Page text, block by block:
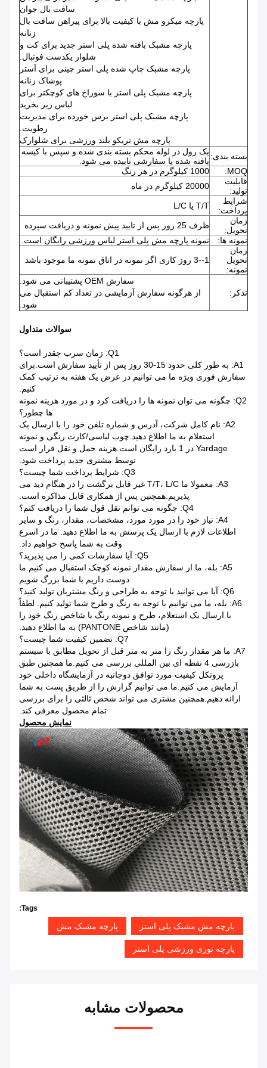
سافت بال جوان
پارچه میکرو مش با کیفیت بالا برای پیراهن سافت بال
زنانه
پارچه مشبک بافته شده پلی استر جدید برای کت و
شلوار یکدست فوتبال.
پارچه مشبک چاپ شده پلی استر چینی برای آستر
پوشاک زنانه
پارچه مشبک پلی استر با سوراخ های کوچکتر برای
لباس زیر بخرید
پارچه مشبک پلی استر برس خورده برای مدیریت
رطوبت.
پارچه مش تریکو بلند ورزشی برای شلوارک
بسته بندی: یک رول در لوله محکم بسته بندی شده و سپس با کیسه
بافته شده یا سفارشی تابیده می شود.
MOQ:
1000 کیلوگرم در هر رنگ
قابلیت
تولید:
20000 کیلوگرم در ماه
شرایط
پرداخت:
T/T یا L/C
زمان
تحویل:
ظرف 25 روز پس از تایید پیش نمونه و دریافت سپرده
نمونه ها:
نمونه پارچه مش پلی استر لباس ورزشی رایگان است.
زمان
تحویل
نمونه:
1--3 روز کاری اگر نمونه در اتاق نمونه ما موجود باشد
تذکر:
سفارش OEM پشتیبانی می شود.
از هرگونه سفارش آزمایشی در تعداد کم استقبال می
شود.
سوالات متداول
Q1: زمان سرب چقدر است؟
A1: به طور کلی حدود 15-30 روز پس از تأیید سفارش است.برای
سفارش فوری ویژه ما می توانیم در عرض یک هفته به ترتیب کمک
کنیم.
Q2: چگونه می توان نمونه ها را دریافت کرد و در مورد هزینه نمونه
ها چطور؟
A2: نام کامل شرکت، آدرس و شماره تلفن خود را با ارسال یک
استعلام به ما اطلاع دهید.چوب لباسی/کارت رنگی و نمونه
Yardage در 1 یارد رایگان است.هزینه حمل و نقل قرار است
توسط مشتری جدید پرداخت شود.
Q3: شرایط پرداخت شما چیست؟
A3: معمولا ما T/T، L/C غیر قابل برگشت را در هنگام دید می
پذیریم.همچنین پس از همکاری قابل مذاکره است.
Q4: چگونه می توانم نقل قول شما را دریافت کنم؟
A4: نیاز خود را در مورد مورد، مشخصات، مقدار، رنگ و سایر
اطلاعات لازم با ارسال یک پرسش به ما اطلاع دهید. ما در اسرع
وقت به شما پاسخ خواهیم داد.
Q5: آیا سفارشات کمی را می پذیرید؟
A5: بله، ما از سفارش مقدار نمونه کوچک استقبال می کنیم.ما
دوست داریم با شما بزرگ شویم
Q6: آیا می توانید با توجه به طراحی و رنگ مشتریان تولید کنید؟
A6: بله، ما می توانیم با توجه به رنگ و طرح شما تولید کنیم. لطفاً
با ارسال یک استعلام، طرح و نمونه رنگ یا شاخص رنگ خود را
(مانند شاخص PANTONE) به ما اطلاع دهید.
Q7: تضمین کیفیت شما چیست؟
A7: ما هر مقدار رنگ را متر به متر قبل از تحویل مطابق با سیستم
بازرسی 4 نقطه ای بین المللی بررسی می کنیم.ما همچنین طبق
پروتکل کیفیت مورد توافق دوجانبه در آزمایشگاه داخلی خود
آزمایش می کنیم.ما می توانیم گزارش را از طریق پست به شما
ارائه دهیم.همچنین مشتری می تواند شخص ثالثی را برای بررسی
تمام محصول معرفی کند.
نمایش محصول
Tags:
پارچه مش مشبک پلی استر پارچه مشبک مش
پارچه توری ورزشی پلی استر
محصولات مشابه